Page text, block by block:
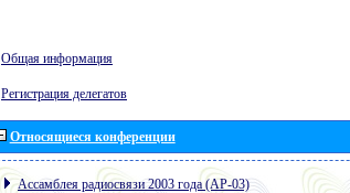
Общая информация
Регистрация делегатов
Относящиеся конференции
Ассамблея радиосвязи 2003 года (АР-03)